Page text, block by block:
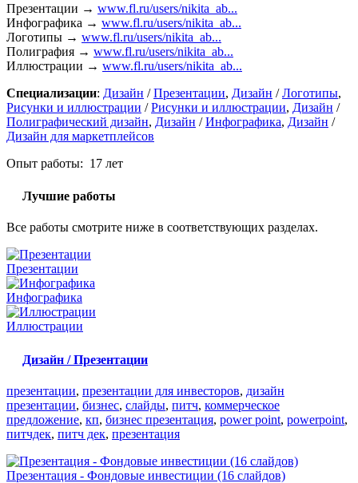
Презентации → www.fl.ru/users/nikita_ab...
Инфографика → www.fl.ru/users/nikita_ab...
Логотипы → www.fl.ru/users/nikita_ab...
Полиграфия → www.fl.ru/users/nikita_ab...
Иллюстрации → www.fl.ru/users/nikita_ab...
Специализации: Дизайн /Презентации, Дизайн /Логотипы,
Рисунки и иллюстрации /Рисунки и иллюстрации, Дизайн /
Полиграфический дизайн, Дизайн /Инфографика, Дизайн /
Дизайн для маркетплейсов
Опыт работы: 17 лет
Лучшие работы
Все работы смотрите ниже в соответствующих разделах.
Презентации
Инфографика
Иллюстрации
Дизайн / Презентации
презентации, презентации для инвесторов, дизайн
презентации, бизнес, слайды, питч, коммерческое
предложение, кп, бизнес презентация, power point, powerpoint,
питчдек, питч дек, презентация
Презентация - Фондовые инвестиции (16 слайдов)